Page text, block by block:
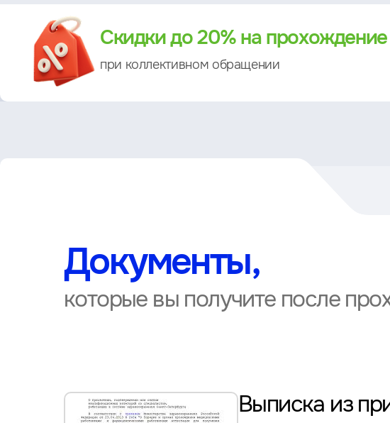
ПреимуществоСкидки до 20% на
при коллективном обращении
Документы,
которые вы получите после
Выписка из